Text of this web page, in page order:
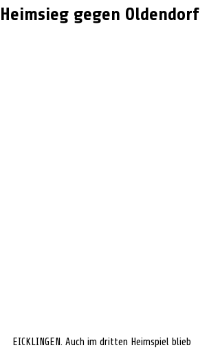
Heimsieg gegen Oldendorf
EICKLINGEN. Auch im dritten Heimspiel blieb